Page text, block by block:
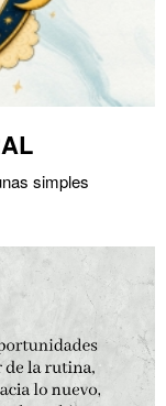
simples